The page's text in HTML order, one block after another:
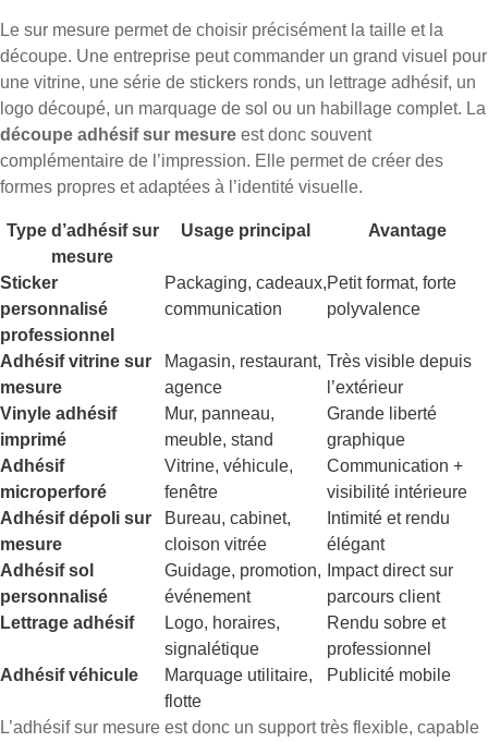
Le sur mesure permet de choisir précisément la taille et la
découpe. Une entreprise peut commander un grand visuel pour
une vitrine, une série de stickers ronds, un lettrage adhésif, un
logo découpé, un marquage de sol ou un habillage complet. La
découpe adhésif sur mesure est donc souvent
complémentaire de l’impression. Elle permet de créer des
formes propres et adaptées à l’identité visuelle.
Type d’adhésif sur
mesure
Usage principal Avantage
Sticker
personnalisé
professionnel
Packaging, cadeaux,
communication
Petit format, forte
polyvalence
Adhésif vitrine sur
mesure
Magasin, restaurant,
agence
Très visible depuis
l’extérieur
Vinyle adhésif
imprimé
Mur, panneau,
meuble, stand
Grande liberté
graphique
Adhésif
microperforé
Vitrine, véhicule,
fenêtre
Communication +
visibilité intérieure
Adhésif dépoli sur
mesure
Bureau, cabinet,
cloison vitrée
Intimité et rendu
élégant
Adhésif sol
personnalisé
Guidage, promotion,
événement
Impact direct sur
parcours client
Lettrage adhésif
Logo, horaires,
signalétique
Rendu sobre et
professionnel
Adhésif véhicule
Marquage utilitaire,
flotte
Publicité mobile
L’adhésif sur mesure est donc un support très flexible, capable